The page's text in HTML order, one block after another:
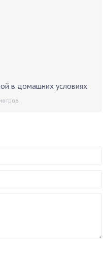
в домашних условиях